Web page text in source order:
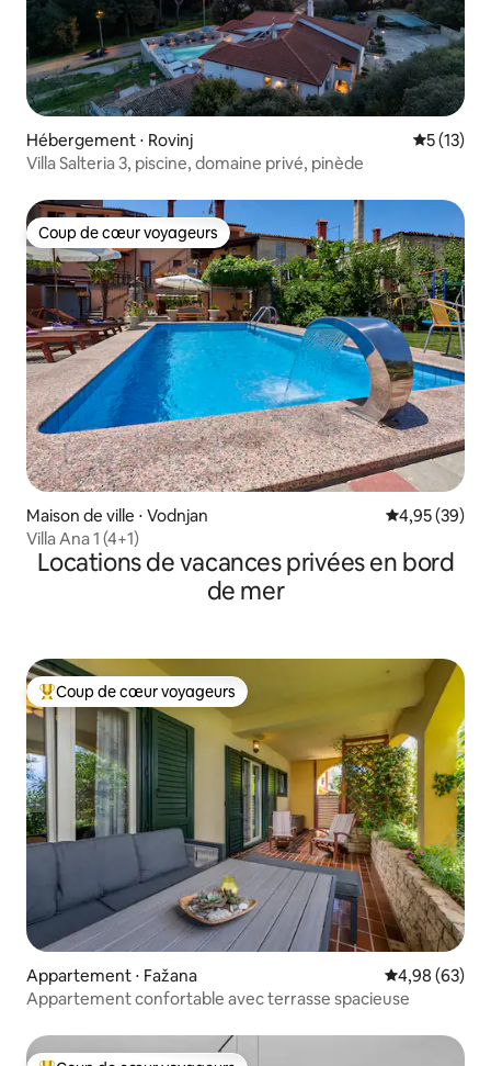
Hébergement ⋅ Rovinj
5 (13)
Villa Salteria 3, piscine, domaine privé, pinède
Coup de cœur voyageurs
Coup de cœur voyageurs
Maison de ville ⋅ Vodnjan Évaluation
4,95 (39)
Villa Ana 1 (4+1)
Locations de vacances privées en bord
de mer
Coups de cœur voyageurs les plus appréciés
Coup de cœur voyageurs
Appartement ⋅ Fažana Évaluation
4,98 (63)
Appartement confortable avec terrasse spacieuse